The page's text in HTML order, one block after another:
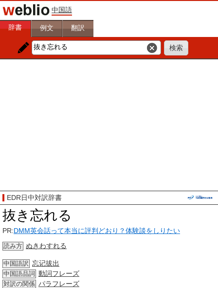
中国語
辞書 例文 翻訳
EDR日中対訳辞書
抜き忘れる
PR:DMM英会話って本当に評判どおり？体験談をしりたい
読み方 ぬきわすれる
中国語訳 忘记拔出
中国語品詞 動詞フレーズ
対訳の関係 パラフレーズ